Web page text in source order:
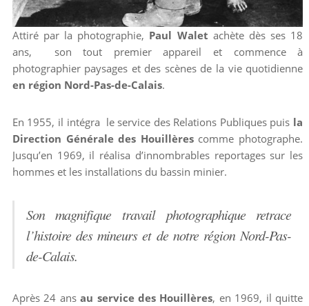
Attiré par la photographie, Paul Walet achète dès ses 18
ans, son tout premier appareil et commence à
photographier paysages et des scènes de la vie quotidienne
en région Nord-Pas-de-Calais.
En 1955, il intégra le service des Relations Publiques puis la
Direction Générale des Houillèrescomme photographe.
Jusqu’en 1969, il réalisa d’innombrables reportages sur les
hommes et les installations du bassin minier.
Son magnifique travail photographique retrace
l’histoire des mineurs et de notre région Nord-Pas-
de-Calais.
Après 24 ansau service des Houillères, en 1969, il quitte